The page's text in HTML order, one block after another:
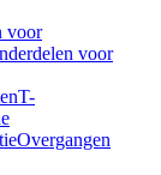
voor
voor
T-
Overgangen